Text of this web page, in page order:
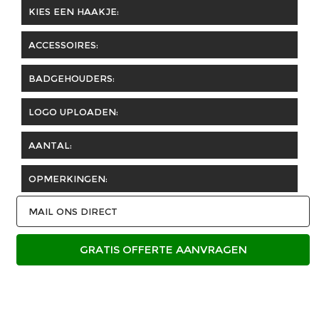
KIES EEN HAAKJE:
ACCESSOIRES:
BADGEHOUDERS:
LOGO UPLOADEN:
AANTAL:
OPMERKINGEN:
MAIL ONS DIRECT
GRATIS OFFERTE AANVRAGEN